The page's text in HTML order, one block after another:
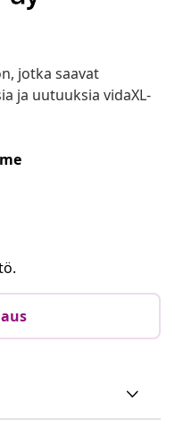
jotka saavat
ja uutuuksia vidaXL-